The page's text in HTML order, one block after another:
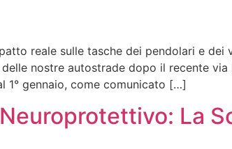
reale sulle tasche dei pendolari e
nostre autostrade dopo il recente
1° gennaio, come comunicato […]
La